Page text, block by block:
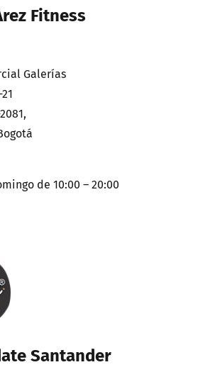
Fitness
Galerías
de 10:00 – 20:00
Santander